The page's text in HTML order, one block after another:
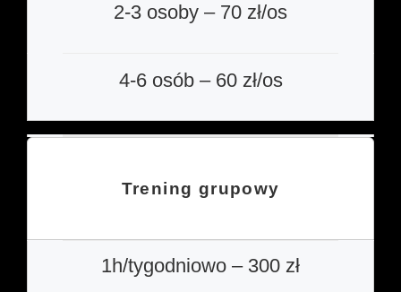
2-3 osoby – 70 zł/os
4-6 osób – 60 zł/os
Trening grupowy
1h/tygodniowo – 300 zł